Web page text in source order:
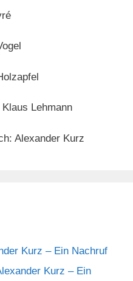
Lehmann
Alexander Kurz
Kurz – Ein Nachruf
Kurz – Ein